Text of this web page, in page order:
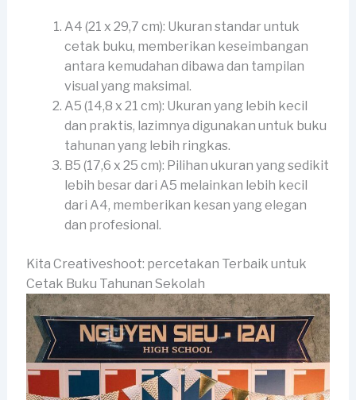
A4 (21 x 29,7 cm): Ukuran standar untuk
cetak buku, memberikan keseimbangan
antara kemudahan dibawa dan tampilan
visual yang maksimal.
A5 (14,8 x 21 cm): Ukuran yang lebih kecil
dan praktis, lazimnya digunakan untuk buku
tahunan yang lebih ringkas.
B5 (17,6 x 25 cm): Pilihan ukuran yang sedikit
lebih besar dari A5 melainkan lebih kecil
dari A4, memberikan kesan yang elegan
dan profesional.
Kita Creativeshoot: percetakan Terbaik untuk
Cetak Buku Tahunan Sekolah